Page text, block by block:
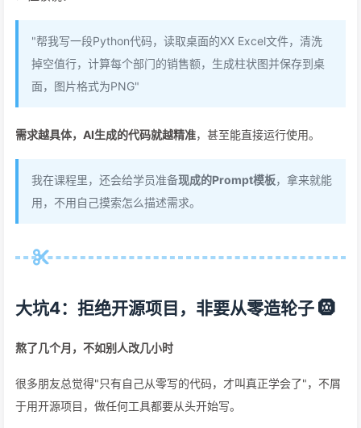
"帮我写一段Python代码，读取桌面的XX Excel文件，清洗
掉空值行，计算每个部门的销售额，生成柱状图并保存到桌
面，图片格式为PNG"
需求越具体，AI生成的代码就越精准，甚至能直接运行使用。
我在课程里，还会给学员准备现成的Prompt模板，拿来就能
用，不用自己摸索怎么描述需求。
大坑4：拒绝开源项目，非要从零造轮子 🛞
熬了几个月，不如别人改几小时
很多朋友总觉得"只有自己从零写的代码，才叫真正学会了"，不屑
于用开源项目，做任何工具都要从头开始写。